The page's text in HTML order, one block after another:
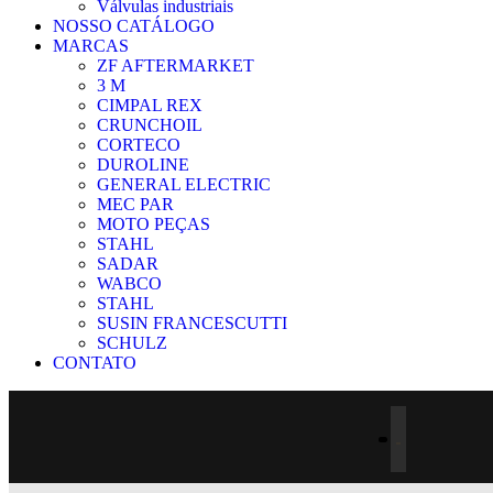
Válvulas industriais
NOSSO CATÁLOGO
MARCAS
ZF AFTERMARKET
3 M
CIMPAL REX
CRUNCHOIL
CORTECO
DUROLINE
GENERAL ELECTRIC
MEC PAR
MOTO PEÇAS
STAHL
SADAR
WABCO
STAHL
SUSIN FRANCESCUTTI
SCHULZ
CONTATO